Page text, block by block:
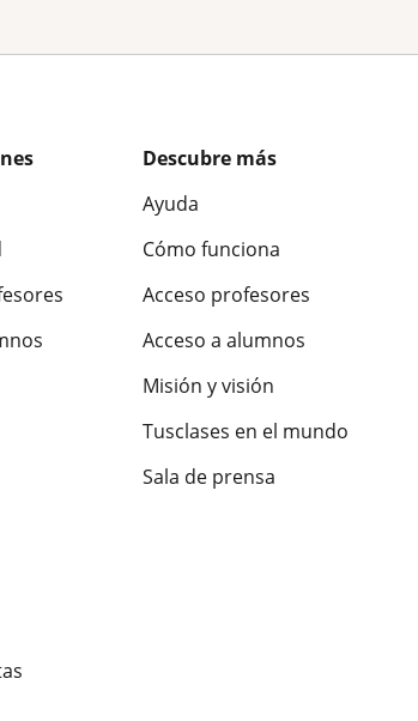
Descubre más
Ayuda
Cómo funciona
Acceso profesores
Acceso a alumnos
Misión y visión
Tusclases en el mundo
Sala de prensa